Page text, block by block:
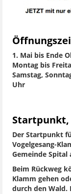
1. Mai bis Ende
Montag bis
Samstag,
Uhr
Startpunkt,
Der Startpunkt
Vogelgesang-
Gemeinde Spital
Beim Rückweg
Klamm gehen
durch den Wald.